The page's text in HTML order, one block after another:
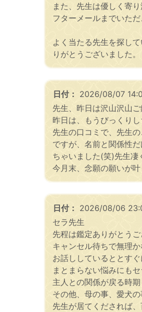
また、先生は優しく寄
フターメールまでいた
よく当たる先生を探し
りがとうございました。
日付： 2026/08/07
先生、昨日は沢山沢山
昨日は、もうびっくりし
先生の口コミで、先生
ですが、名前と関係性
ちゃいました(笑)先生凄
今月末、念願の願いが
日付： 2026/08/06
セラ先生
先程は鑑定ありがとうご
キャンセル待ちで無理
お話ししているととす
まとまらない悩みにも
主人との関係が戻る時
その他、母の事、愛犬
先生が居てくだされば、